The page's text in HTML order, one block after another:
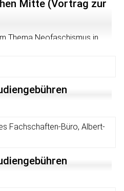
Mitte (Vortrag zur
Thema Neofaschismus in
die Ausstellung selbst, die
es sind die Inhalte
ist Bundespressesprecher
(FIR). Er hat u.a.
gegen Rechts"
Fachschaften-Büro, Albert-